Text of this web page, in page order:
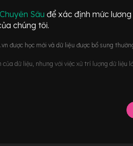
Sâu để xác định mức
chúng tôi.
được học mới và dữ liệu được bổ sung
dữ liệu, nhưng với việc xử trí lượng dữ